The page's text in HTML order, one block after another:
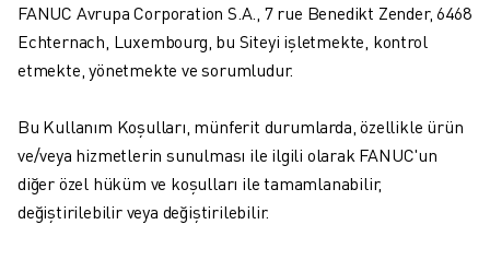
İŞBIRLIKÇI ROBOTLAR
ROBOT YELPAZESI
ROBOT KONTROLÖRLERI
ROBOT YAZILIMI
SIMÜLASYON YAZILIMI
EĞITIM AMAÇLI ROBOTIK ÜRÜNLERI
ROBOT OTOMASYONU
FANUC Avrupa Corporation S.A., 7 rue Benedikt Zender, 6468
Echternach, Luxembourg, bu Siteyi işletmekte, kontrol
etmekte, yönetmekte ve sorumludur.
Bu Kullanım Koşulları, münferit durumlarda, özellikle ürün
ve/veya hizmetlerin sunulması ile ilgili olarak FANUC'un
diğer özel hüküm ve koşulları ile tamamlanabilir,
değiştirilebilir veya değiştirilebilir.